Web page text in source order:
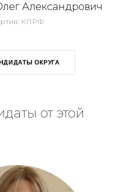
Александрович
КПРФ
ОКРУГА
от этой